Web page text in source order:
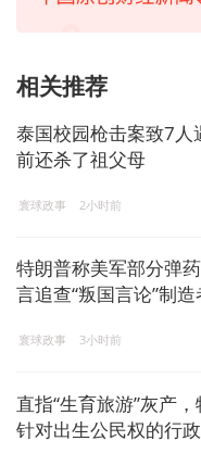
相关推荐
泰国校园枪击案致7人
前还杀了祖父母
寰球政事 2小时前
特朗普称美军部分弹
言追查“叛国言论”制造
寰球政事 3小时前
直指“生育旅游”灰产
针对出生公民权的行